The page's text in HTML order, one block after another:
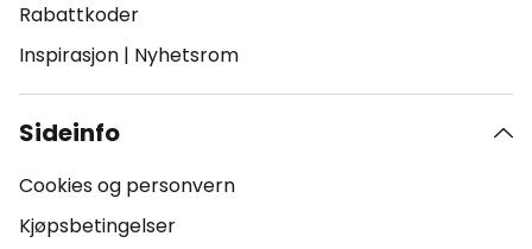
Rabattkoder
Inspirasjon | Nyhetsrom
Sideinfo
Cookies og personvern
Kjøpsbetingelser